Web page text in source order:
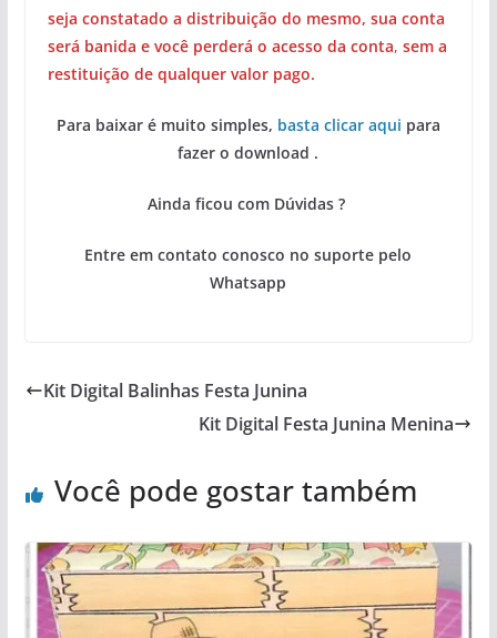
seja constatado a distribuição do mesmo, sua conta
será banida e você perderá o acesso da conta, sem a
restituição de qualquer valor pago.
Para baixar é muito simples, basta clicar aqui para
fazer o download .
Ainda ficou com Dúvidas ?
Entre em contato conosco no suporte pelo
Whatsapp
Kit Digital Balinhas Festa Junina
Kit Digital Festa Junina Menina
Você pode gostar também